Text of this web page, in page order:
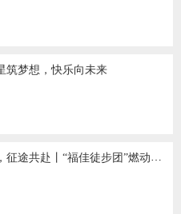
筑梦想，快乐向未来
步履不止，征途共赴丨“福佳徒步团”燃动大连徒步盛会